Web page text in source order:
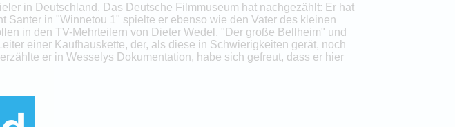
in Deutschland. Das Deutsche Filmmuseum hat nachgezählt: Er hat
in "Winnetou 1" spielte er ebenso wie den Vater des kleinen
in den TV-Mehrteilern von Dieter Wedel, "Der große Bellheim" und
einer Kaufhauskette, der, als diese in Schwierigkeiten gerät, noch
er in Wesselys Dokumentation, habe sich gefreut, dass er hier